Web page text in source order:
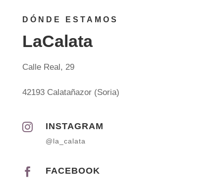
DÓNDE ESTAMOS
LaCalata
Calle Real, 29
42193 Calatañazor (Soria)
 INSTAGRAM
@la_calata
 FACEBOOK